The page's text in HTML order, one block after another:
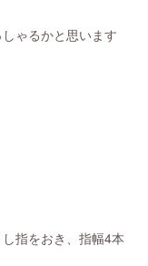
ゃるかと思います
指をおき、指幅4本